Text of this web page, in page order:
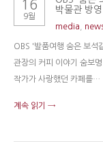
16
9월
박물관 방영
media
OBS '발품여행 숨은 보석
관장의 커피 이야기 숨보
작가가 사랑했던 카페를…
계속 읽기 →